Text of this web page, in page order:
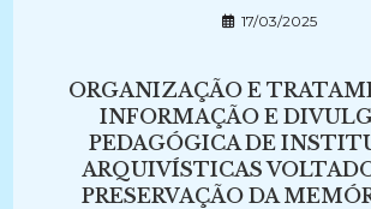
17/03/2025
ORGANIZAÇÃO E
INFORMAÇÃO E
PEDAGÓGICA DE
ARQUIVÍSTICAS
PRESERVAÇÃO DA